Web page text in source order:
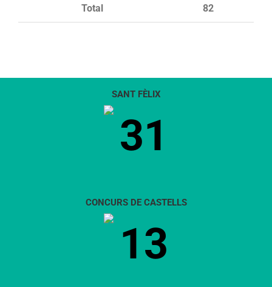
Total 82
SANT FÈLIX
31
CONCURS DE CASTELLS
13